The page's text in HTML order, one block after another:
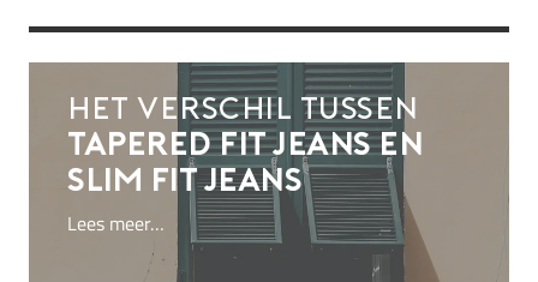
Het verschil tussen
tapered fit jeans en
slim fit jeans
Lees meer…